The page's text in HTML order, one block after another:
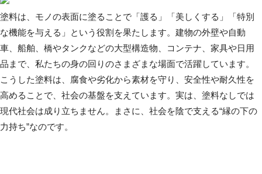
塗料は、モノの表面に塗ることで「護る」「美しくする」「特別
な機能を与える」という役割を果たします。建物の外壁や自動
車、船舶、橋やタンクなどの大型構造物、コンテナ、家具や日用
品まで、私たちの身の回りのさまざまな場面で活躍しています。
こうした塗料は、腐食や劣化から素材を守り、安全性や耐久性を
高めることで、社会の基盤を支えています。実は、塗料なしでは
現代社会は成り立ちません。まさに、社会を陰で支える“縁の下の
力持ち”なのです。